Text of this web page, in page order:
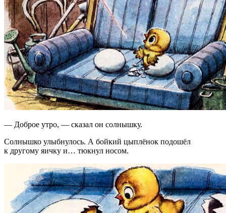
— Доброе утро, — сказал он солнышку.
Солнышко улыбнулось. А бойкий цыплёнок подошёл
к другому яичку и… тюкнул носом.